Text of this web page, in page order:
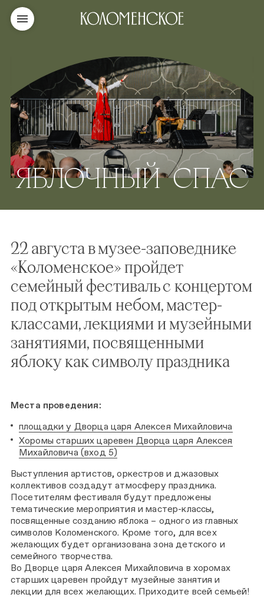
ЯБЛОЧНЫЙ СПАС
22 августа в музее-заповеднике
«Коломенское» пройдет
семейный фестиваль с концертом
под открытым небом, мастер-
классами, лекциями и музейными
занятиями, посвященными
яблоку как символу праздника
Места проведения:
площадки у Дворца царя Алексея Михайловича
Хоромы старших царевен Дворца царя Алексея
Михайловича (вход 5)
Выступления артистов, оркестров и джазовых
коллективов создадут атмосферу праздника.
Посетителям фестиваля будут предложены
тематические мероприятия и мастер-классы,
посвященные созданию яблока – одного из главных
символов Коломенского. Кроме того, для всех
желающих будет организована зона детского и
семейного творчества.
Во Дворце царя Алексея Михайловича в хоромах
старших царевен пройдут музейные занятия и
лекции для всех желающих. Приходите всей семьей!